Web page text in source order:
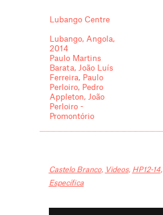
Lubango Centre
Lubango, Angola,
2014
Paulo Martins
Barata, João Luís
Ferreira, Paulo
Perloiro, Pedro
Appleton, João
Perloiro -
Promontório
Castelo Branco, Videos, HP12-14,
Específica